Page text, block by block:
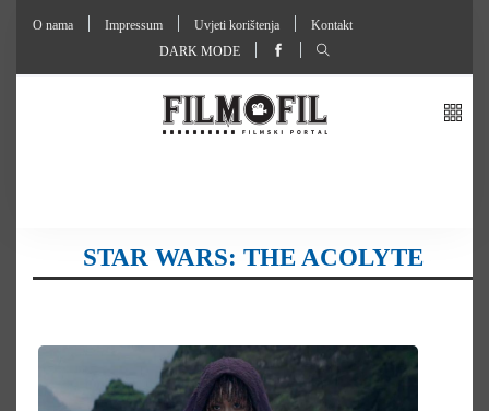
O nama Impressum Uvjeti korištenja
Kontakt
DARK MODE
STAR WARS: THE ACOLYTE